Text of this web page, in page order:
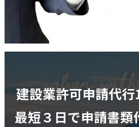
建設業許可申請代
最短３日で申請書類